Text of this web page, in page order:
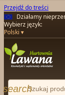
Przejdź do treści
Działamy
Wybierz język:
Polski
search